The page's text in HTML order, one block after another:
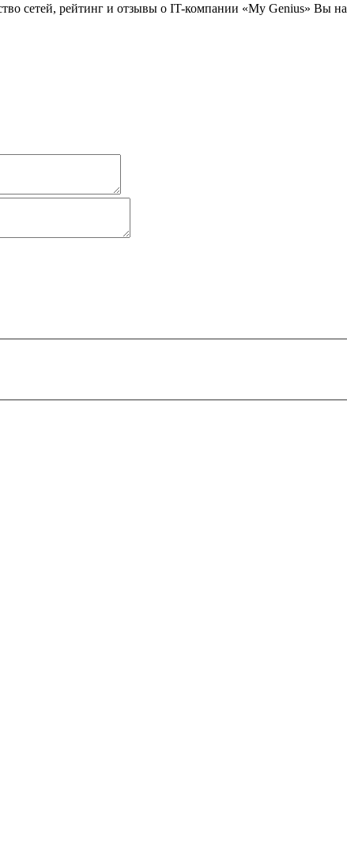
сетей, рейтинг и отзывы о IT-компании «My Genius» Вы